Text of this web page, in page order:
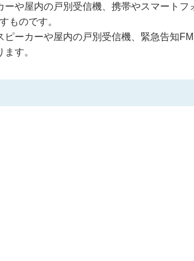
や屋内の戸別受信機、携帯やスマートフ
ものです。
ーカーや屋内の戸別受信機、緊急告知
す。